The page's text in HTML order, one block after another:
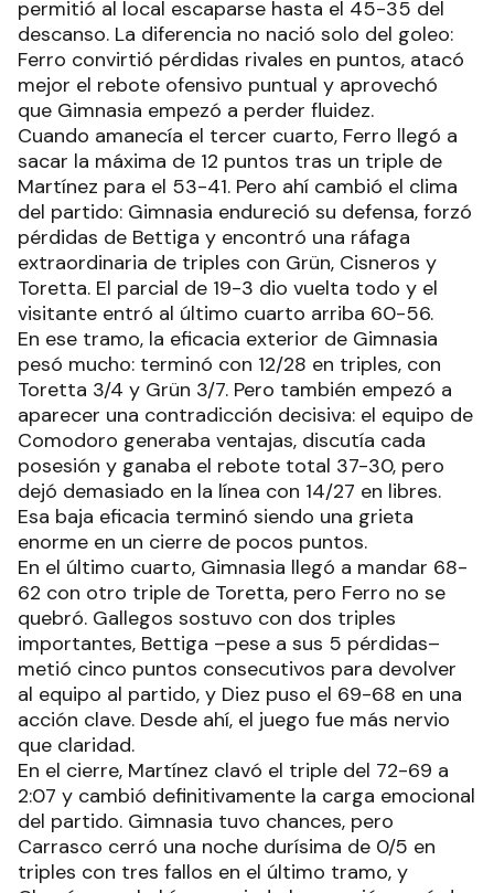
permitió al local escaparse hasta el 45-35 del
descanso. La diferencia no nació solo del goleo:
Ferro convirtió pérdidas rivales en puntos, atacó
mejor el rebote ofensivo puntual y aprovechó
que Gimnasia empezó a perder fluidez.
Cuando amanecía el tercer cuarto, Ferro llegó a
sacar la máxima de 12 puntos tras un triple de
Martínez para el 53-41. Pero ahí cambió el clima
del partido: Gimnasia endureció su defensa, forzó
pérdidas de Bettiga y encontró una ráfaga
extraordinaria de triples con Grün, Cisneros y
Toretta. El parcial de 19-3 dio vuelta todo y el
visitante entró al último cuarto arriba 60-56.
En ese tramo, la eficacia exterior de Gimnasia
pesó mucho: terminó con 12/28 en triples, con
Toretta 3/4 y Grün 3/7. Pero también empezó a
aparecer una contradicción decisiva: el equipo de
Comodoro generaba ventajas, discutía cada
posesión y ganaba el rebote total 37-30, pero
dejó demasiado en la línea con 14/27 en libres.
Esa baja eficacia terminó siendo una grieta
enorme en un cierre de pocos puntos.
En el último cuarto, Gimnasia llegó a mandar 68-
62 con otro triple de Toretta, pero Ferro no se
quebró. Gallegos sostuvo con dos triples
importantes, Bettiga –pese a sus 5 pérdidas–
metió cinco puntos consecutivos para devolver
al equipo al partido, y Diez puso el 69-68 en una
acción clave. Desde ahí, el juego fue más nervio
que claridad.
En el cierre, Martínez clavó el triple del 72-69 a
2:07 y cambió definitivamente la carga emocional
del partido. Gimnasia tuvo chances, pero
Carrasco cerró una noche durísima de 0/5 en
triples con tres fallos en el último tramo, y